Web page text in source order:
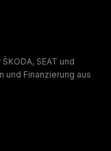
SEAT und
und Finanzierung aus